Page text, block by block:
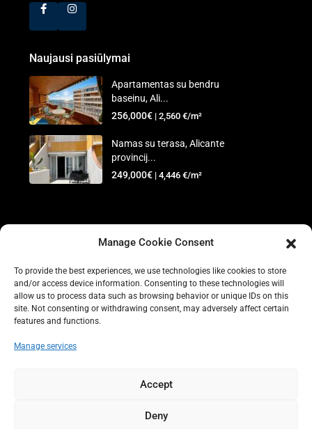
Manage Cookie Consent
To provide the best experiences, we use technologies like cookies to store
and/or access device information. Consenting to these technologies will
allow us to process data such as browsing behavior or unique IDs on this
site. Not consenting or withdrawing consent, may adversely affect certain
features and functions.
Manage services
Accept
Deny
Naujausi pasiūlymai
Apartamentas su bendru
baseinu, Ali...
256,000€ | 2,560 €/m²
Namas su terasa, Alicante
provincij...
249,000€ | 4,446 €/m²
©2025 IS Real Estate
administravimasAutomobilių nuomaKontaktai
+34 865 945
773
Slapukų politika (ES)Įsipareigojimas saugoti asmens
duomenis (ES)